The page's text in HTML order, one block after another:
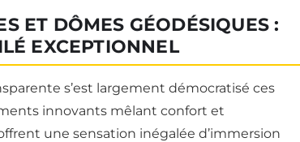
ET DÔMES GÉODÉSIQUES :
EXCEPTIONNEL
s’est largement démocratisé ces
innovants mêlant confort et
une sensation inégalée d’immersion